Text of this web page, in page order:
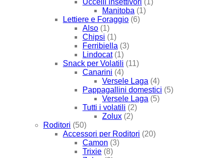
Uccelli insettivori (1)
Manitoba (1)
Lettiere e Foraggio (6)
Also (1)
Chipsi (1)
Ferribiella (3)
Lindocat (1)
Snack per Volatili (11)
Canarini (4)
Versele Laga (4)
Pappagallini domestici (5)
Versele Laga (5)
Tutti i volatili (2)
Zolux (2)
Roditori (50)
Accessori per Roditori (20)
Camon (3)
Trixie (8)